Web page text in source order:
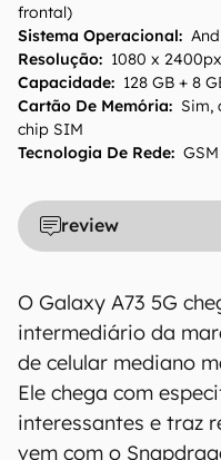
frontal)
Sistema Operacional:
Resolução: 1080 x 2400px
Capacidade: 128 GB + 8
Cartão De Memória: Sim,
chip SIM
Tecnologia De Rede:
review
O Galaxy A73 5G
intermediário da
de celular mediano
Ele chega com
interessantes e traz
vem com o
O Canaltech
encontrar e manter
técnicas, porém
especificações e
que você visite o
operadora que
confirmar suas
regionais.
Aviso legal: O
por quaisquer